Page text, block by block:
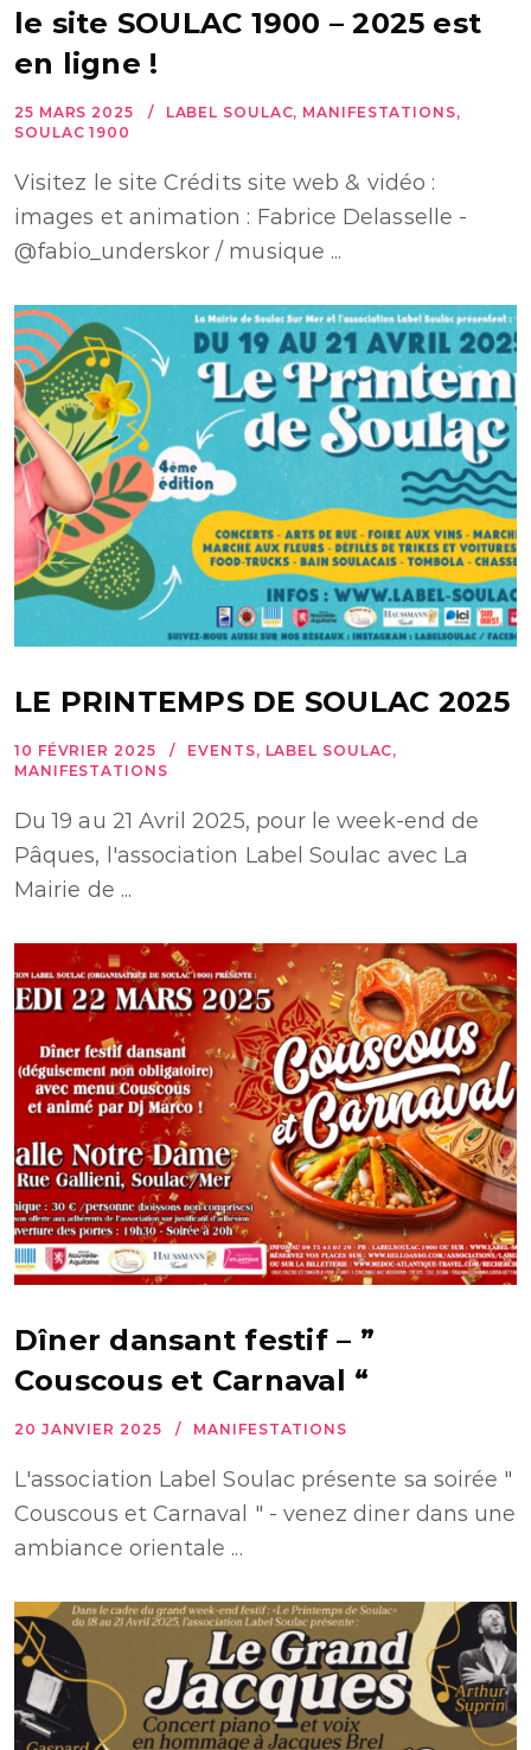
le site SOULAC 1900 – 2025 est
en ligne !
25 MARS 2025 LABEL SOULAC, MANIFESTATIONS,
SOULAC 1900
Visitez le site Crédits site web & vidéo :
images et animation : Fabrice Delasselle -
@fabio_underskor / musique ...
LE PRINTEMPS DE SOULAC 2025
10 FÉVRIER 2025 EVENTS, LABEL SOULAC,
MANIFESTATIONS
Du 19 au 21 Avril 2025, pour le week-end de
Pâques, l'association Label Soulac avec La
Mairie de ...
Dîner dansant festif – ”
Couscous et Carnaval “
20 JANVIER 2025 MANIFESTATIONS
L'association Label Soulac présente sa soirée "
Couscous et Carnaval " - venez diner dans une
ambiance orientale ...